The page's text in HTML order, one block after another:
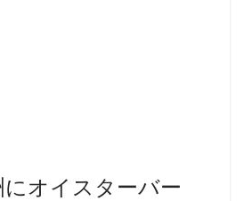
にオイスターバー